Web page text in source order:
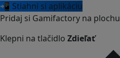
📲 Stiahni si aplikáciu
Pridaj si Gamifactory na plochu
Klepni na tlačidlo Zdieľať